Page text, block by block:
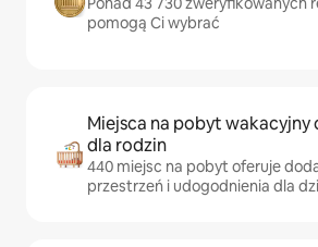
pomogą Ci wybrać
Miejsca na pobyt
dla rodzin
440 miejsc na pobyt oferuje
przestrzeń i udogodnienia dla